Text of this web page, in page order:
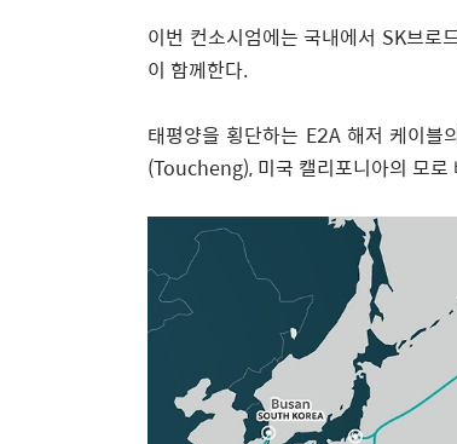
이번 컨소시엄에는 국내에서 SK브로
이 함께한다.
태평양을 횡단하는 E2A 해저 케이블
(Toucheng), 미국 캘리포니아의 모로